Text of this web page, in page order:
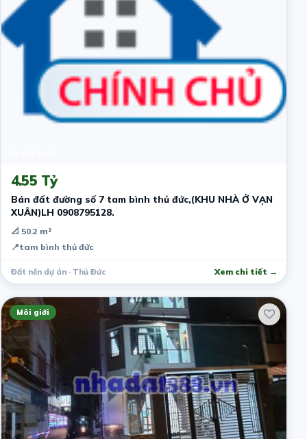
4.55 Tỷ
Bán đất đường số 7 tam bình thủ đức,(KHU NHÀ Ở VẠN
XUÂN)LH 0908795128.
📐 50.2 m²
📍tam bình thủ đức
Đất nền dự án · Thủ Đức Xem chi tiết →
Môi giới